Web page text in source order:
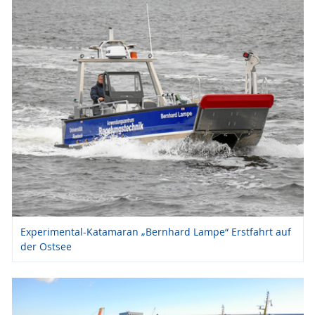
Experimental-Katamaran „Bernhard Lampe“ Erstfahrt auf
der Ostsee